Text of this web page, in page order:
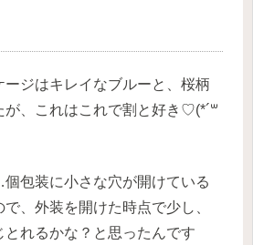
ージはキレイなブルーと、桜柄
が、これはこれで割と好き♡(*´꒳
包装に小さな穴が開けている
、外装を開けた時点で少し、
とれるかな？と思ったんです